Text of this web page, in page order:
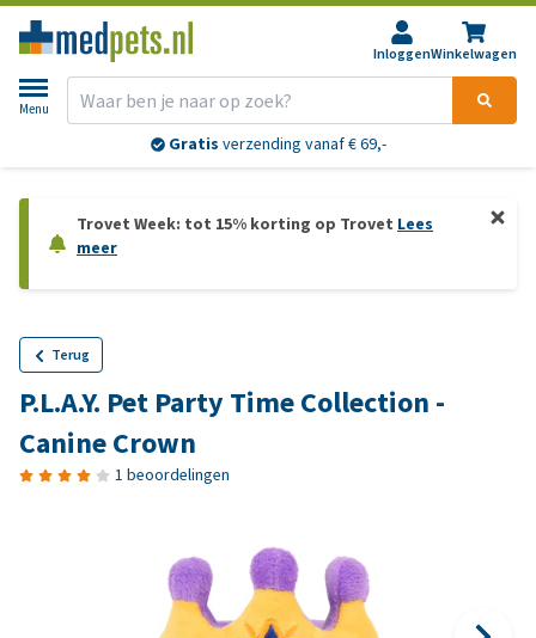
InloggenWinkelwagen
Menu
Gratis verzending vanaf € 69,-
Trovet Week: tot 15% korting op Trovet Lees
meer
Terug
P.L.A.Y. Pet Party Time Collection -
Canine Crown
1 beoordelingen